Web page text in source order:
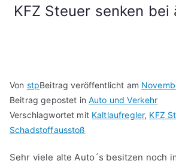
KFZ Steuer senken
Von stpBeitrag veröffentlicht am
Beitrag gepostet inAuto und Verkehr
Verschlagwortet mit Kaltlaufregler, KFZ
Schadstoffausstoß
Sehr viele alte Auto´s besitzen noch